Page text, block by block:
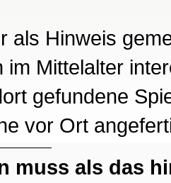
als Hinweis
im Mittelalter
gefundene
vor Ort
muss als das